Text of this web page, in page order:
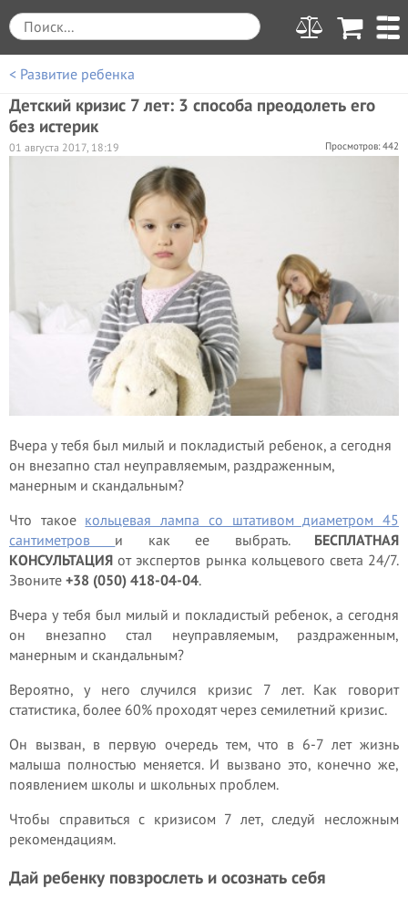
< Развитие ребенка
Детский кризис 7 лет: 3 способа преодолеть его
без истерик
Просмотров: 442
01 августа 2017, 18:19
Вчера у тебя был милый и покладистый ребенок, а сегодня
он внезапно стал неуправляемым, раздраженным,
манерным и скандальным?
Что такое кольцевая лампа со штативом диаметром 45
сантиметров и как ее выбрать. БЕСПЛАТНАЯ
КОНСУЛЬТАЦИЯ от экспертов рынка кольцевого света 24/7.
Звоните +38 (050) 418-04-04.
Вчера у тебя был милый и покладистый ребенок, а сегодня
он внезапно стал неуправляемым, раздраженным,
манерным и скандальным?
Вероятно, у него случился кризис 7 лет. Как говорит
статистика, более 60% проходят через семилетний кризис.
Он вызван, в первую очередь тем, что в 6-7 лет жизнь
малыша полностью меняется. И вызвано это, конечно же,
появлением школы и школьных проблем.
Чтобы справиться с кризисом 7 лет, следуй несложным
рекомендациям.
Дай ребенку повзрослеть и осознать себя